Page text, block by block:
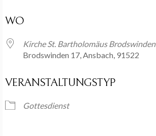
WO
Kirche St. Bartholomäus Brodswinden
Brodswinden 17, Ansbach, 91522
VERANSTALTUNGSTYP
Gottesdienst